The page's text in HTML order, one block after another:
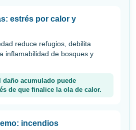
estrés por calor y
reduce refugios, debilita
inflamabilidad de bosques y
daño acumulado puede
de que finalice la ola de calor.
incendios